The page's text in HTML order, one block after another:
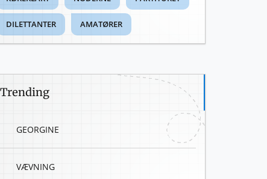
DILETTANTER AMATØRER
Trending
GEORGINE
VÆVNING